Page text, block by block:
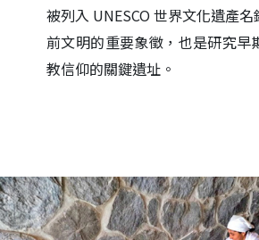
被列入 UNESCO 世界文化遺產
前文明的重要象徵，也是研究早
教信仰的關鍵遺址。